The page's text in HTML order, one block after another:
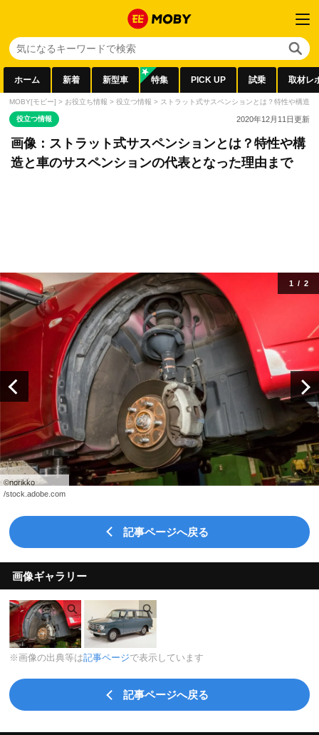
ホーム 新着 新型車 特集 PICK UP 試乗 取材レ
MOBY[モビー] > お役立ち情報 > 役立つ情報 > ストラット式サスペンションとは？特性や構造
役立つ情報 2020年12月11日更新
画像：ストラット式サスペンションとは？特性や構
造と車のサスペンションの代表となった理由まで
©norikko
/stock.adobe.com
1/ 2
記事ページへ戻る
画像ギャラリー
※画像の出典等は記事ページで表示しています
記事ページへ戻る